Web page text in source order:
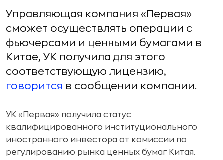
Управляющая компания «Первая»
сможет осуществлять операции с
фьючерсами и ценными бумагами в
Китае, УК получила для этого
соответствующую лицензию,
говорится в сообщении компании.
УК «Первая» получила статус
квалифицированного институционального
иностранного инвестора от комиссии по
регулированию рынка ценных бумаг Китая.